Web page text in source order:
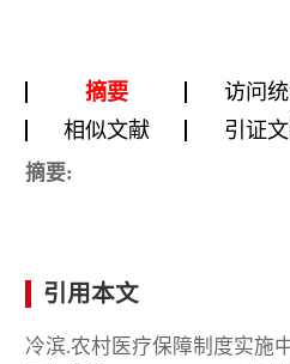
摘要 访问
相似文献
引证
摘要:
引用本文
冷滨.农村医疗保障制度实施